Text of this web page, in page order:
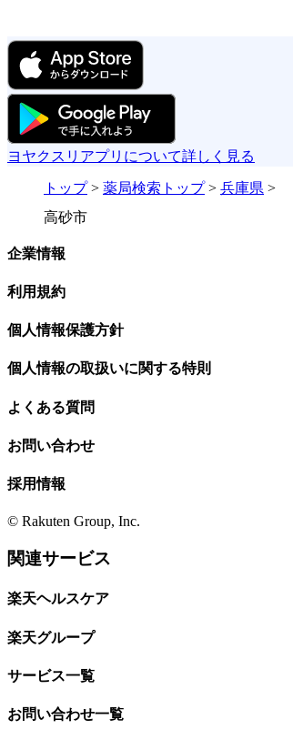
ヨヤクスリアプリについて詳しく見る
トップ> 薬局検索トップ> 兵庫県 >
高砂市
企業情報
利用規約
個人情報保護方針
個人情報の取扱いに関する特則
よくある質問
お問い合わせ
採用情報
© Rakuten Group, Inc.
関連サービス
楽天ヘルスケア
楽天グループ
サービス一覧
お問い合わせ一覧